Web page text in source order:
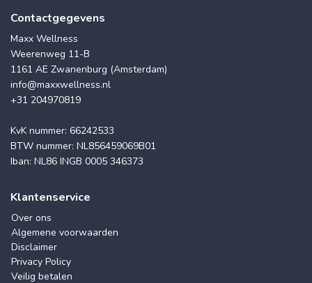
Contactgegevens
Maxx Wellness
Weerenweg 11-B
1161 AE Zwanenburg (Amsterdam)
info@maxxwellness.nl
+31 204970819
KvK nummer: 66242533
BTW nummer: NL856459069B01
Iban: NL86 INGB 0005 346373
Klantenservice
Over ons
Algemene voorwaarden
Disclaimer
Privacy Policy
Veilig betalen